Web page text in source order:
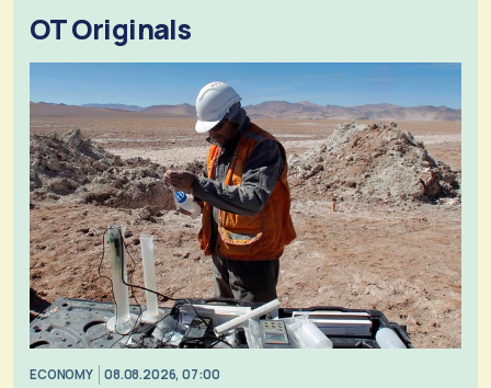
OT Originals
ECONOMY 08.08.2026, 07:00